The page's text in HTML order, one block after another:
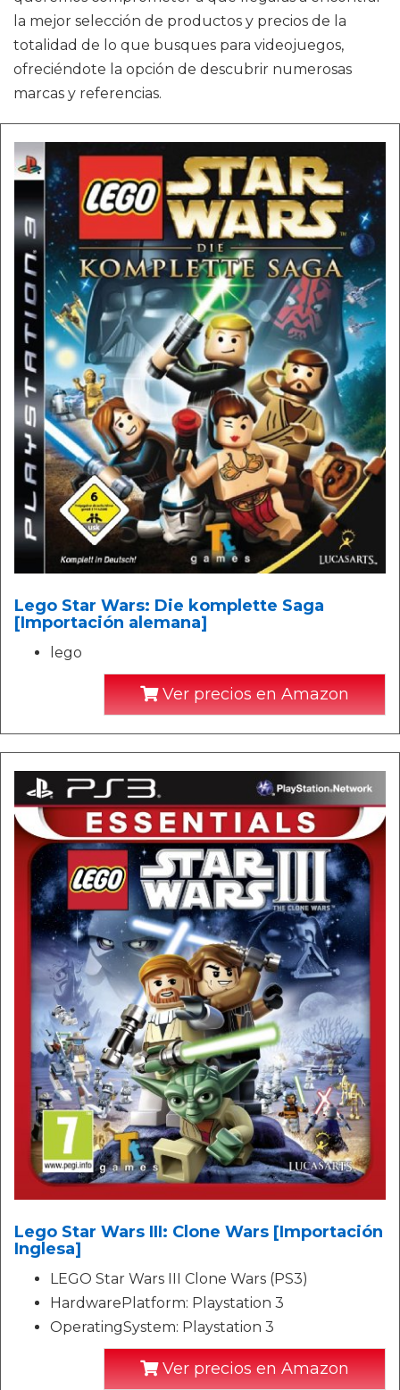
la mejor selección de productos y precios de la
totalidad de lo que busques para videojuegos,
ofreciéndote la opción de descubrir numerosas
marcas y referencias.
Lego Star Wars: Die komplette Saga
[Importación alemana]
lego
Ver precios en Amazon
Lego Star Wars III: Clone Wars [Importación
Inglesa]
LEGO Star Wars III Clone Wars (PS3)
HardwarePlatform: Playstation 3
OperatingSystem: Playstation 3
Ver precios en Amazon